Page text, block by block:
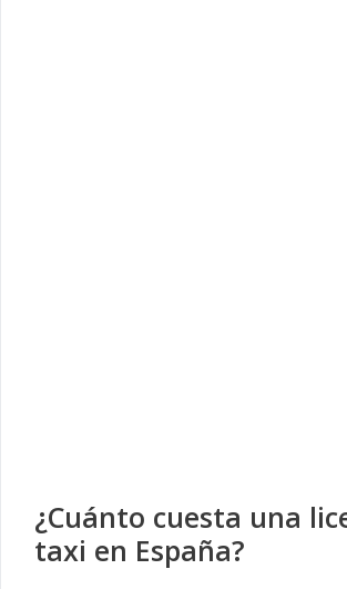
¿Cuánto cuesta una
taxi en España?